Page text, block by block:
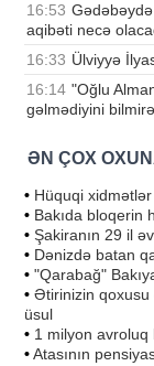
16:53
aqibəti necə
16:33 Ülviyyə
16:14 "Oğlu
gəlmədiyini
ƏN ÇOX
• Hüquqi
• Bakıda bloqerin
• Şakiranın 29 il
• Dənizdə batan
• "Qarabağ"
• Ətirinizin qoxusu
üsul
• 1 milyon avroluq
•Atasının